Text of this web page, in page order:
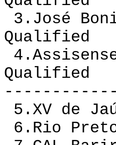
3.José
Qualified
Qualified
5.XV
6.Rio